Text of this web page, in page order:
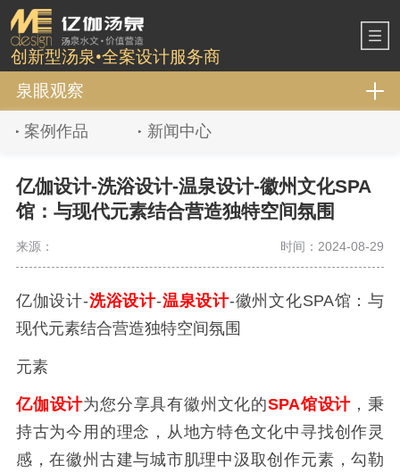
创新型汤泉•全案设计服务商
泉眼观察
案例作品 新闻中心
亿伽设计-洗浴设计-温泉设计-徽州文化SPA
馆：与现代元素结合营造独特空间氛围
来源： 时间：2024-08-29
亿伽设计-洗浴设计-温泉设计-徽州文化SPA馆：与
现代元素结合营造独特空间氛围
元素
亿伽设计为您分享具有徽州文化的SPA馆设计 ，秉
持古为今用的理念，从地方特色文化中寻找创作灵
感，在徽州古建与城市肌理中汲取创作元素，勾勒